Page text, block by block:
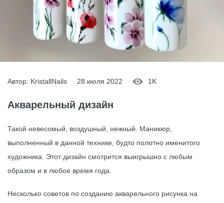
Автор: KristallNails 28 июля 2022 1K
Акварельный дизайн
Такой невесомый, воздушный, нежный. Маникюр,
выполненный в данной технике, будто полотно именитого
художника. Этот дизайн смотрится выигрышно с любым
образом и в любое время года.
Несколько советов по созданию акварельного рисунка на